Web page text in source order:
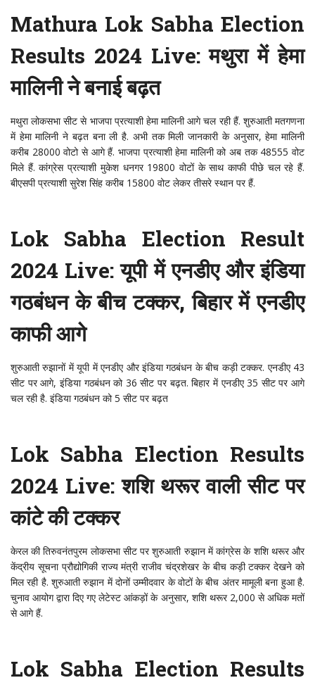
Mathura Lok Sabha Election
Results 2024 Live: मथुरा में हेमा
मालिनी ने बनाई बढ़त
मथुरा लोकसभा सीट से भाजपा प्रत्याशी हेमा मालिनी आगे चल रही हैं. शुरुआती मतगणना
में हेमा मालिनी ने बढ़त बना ली है. अभी तक मिली जानकारी के अनुसार, हेमा मालिनी
करीब 28000 वोटो से आगे हैं. भाजपा प्रत्याशी हेमा मालिनी को अब तक 48555 वोट
मिले हैं. कांग्रेस प्रत्याशी मुकेश धनगर 19800 वोटों के साथ काफी पीछे चल रहे हैं.
बीएसपी प्रत्याशी सुरेश सिंह करीब 15800 वोट लेकर तीसरे स्थान पर हैं.
Lok Sabha Election Result
2024 Live: यूपी में एनडीए और इंडिया
गठबंधन के बीच टक्कर, बिहार में एनडीए
काफी आगे
शुरुआती रुझानों में यूपी में एनडीए और इंडिया गठबंधन के बीच कड़ी टक्कर. एनडीए 43
सीट पर आगे, इंडिया गठबंधन को 36 सीट पर बढ़त. बिहार में एनडीए 35 सीट पर आगे
चल रही है. इंडिया गठबंधन को 5 सीट पर बढ़त
Lok Sabha Election Results
2024 Live: शशि थरूर वाली सीट पर
कांटे की टक्कर
केरल की तिरुवनंतपुरम लोकसभा सीट पर शुरुआती रुझान में कांग्रेस के शशि थरूर और
केंद्रीय सूचना प्रौद्योगिकी राज्य मंत्री राजीव चंद्रशेखर के बीच कड़ी टक्कर देखने को
मिल रही है. शुरुआती रुझान में दोनों उम्मीदवार के वोटों के बीच अंतर मामूली बना हुआ है.
चुनाव आयोग द्वारा दिए गए लेटेस्ट आंकड़ों के अनुसार, शशि थरूर 2,000 से अधिक मतों
से आगे हैं.
Lok Sabha Election Results